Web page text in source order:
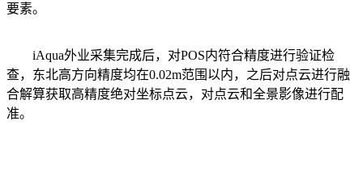
要素。
iAqua外业采集完成后，对POS内符合精度进行验证检
查，东北高方向精度均在0.02m范围以内，之后对点云进行融
合解算获取高精度绝对坐标点云，对点云和全景影像进行配
准。